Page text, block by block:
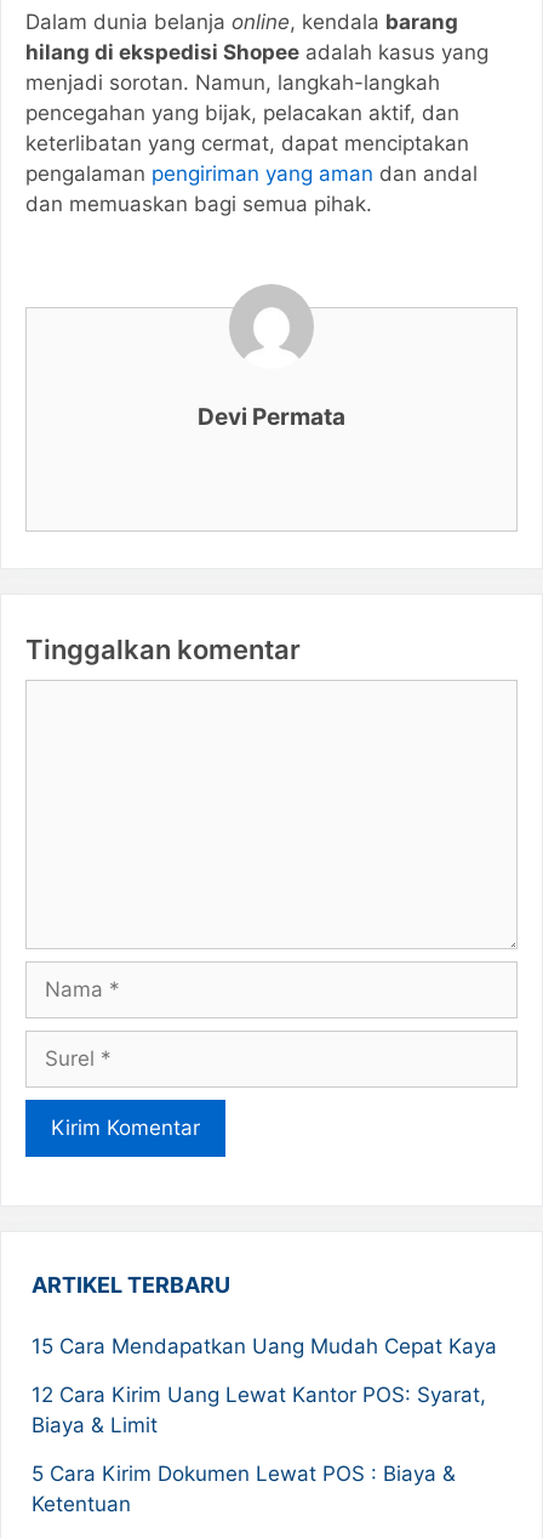
Dalam dunia belanja online, kendala barang
hilang di ekspedisi Shopee adalah kasus yang
menjadi sorotan. Namun, langkah-langkah
pencegahan yang bijak, pelacakan aktif, dan
keterlibatan yang cermat, dapat menciptakan
pengalaman pengiriman yang aman dan andal
dan memuaskan bagi semua pihak.
Devi Permata
Tinggalkan komentar
ARTIKEL TERBARU
15 Cara Mendapatkan Uang Mudah Cepat Kaya
12 Cara Kirim Uang Lewat Kantor POS: Syarat,
Biaya & Limit
5 Cara Kirim Dokumen Lewat POS : Biaya &
Ketentuan